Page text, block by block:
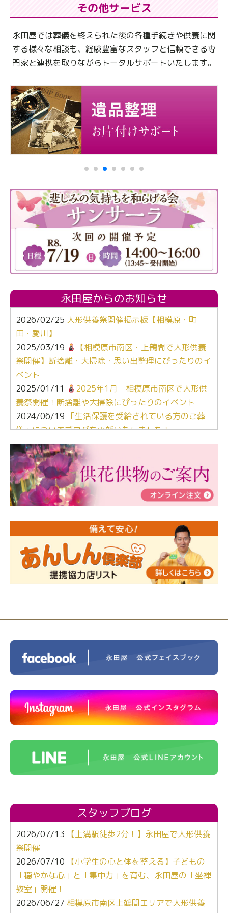
その他サービス
永田屋では葬儀を終えられた後の各種手続きや供養に関
する様々な相談も、 経験豊富なスタッフと信頼できる専
門家と連携を取りながらトータルサポートいたします。
永田屋からのお知らせ
2026/02/25 人形供養祭開催掲示板【相模原・町
田・愛川】
2025/03/19
【相模原市南区・上鶴間で人形供養
祭開催】断捨離・大掃除・思い出整理にぴったりのイ
ベント
2025/01/11
2025年1月 相模原市南区で人形供
養祭開催！断捨離や大掃除にぴったりのイベント
2024/06/19 「生活保護を受給されている方のご葬
儀」についてブログを更新いたしました！
2024/03/06【終活なるほど教室】「マンガで学
ぶ！はじめてのお葬式」小さな家族葬ハウス®町田成
瀬 ご参加ありがとうございました！
2024/01/19令和6年能登半島地震災害の寄付のご報
告
人形供養 寄付のご報告
2023/12/16終活なるほど教室＠小さな家族葬ハウ
ス®上鶴間 エンディングノートを書いてみよう！
2023/11/29 永田屋創業110周年記念式典 レンブラ
ントホテル東京町田
スタッフブログ
2026/07/13
【上溝駅徒歩2分！】永田屋で人形供養
祭開催
2026/07/10
【小学生の心と体を整える】子どもの
「穏やかな心」と「集中力」を育む、永田屋の「坐禅
教室」開催！
2026/06/27 相模原市南区上鶴間エリアで人形供養